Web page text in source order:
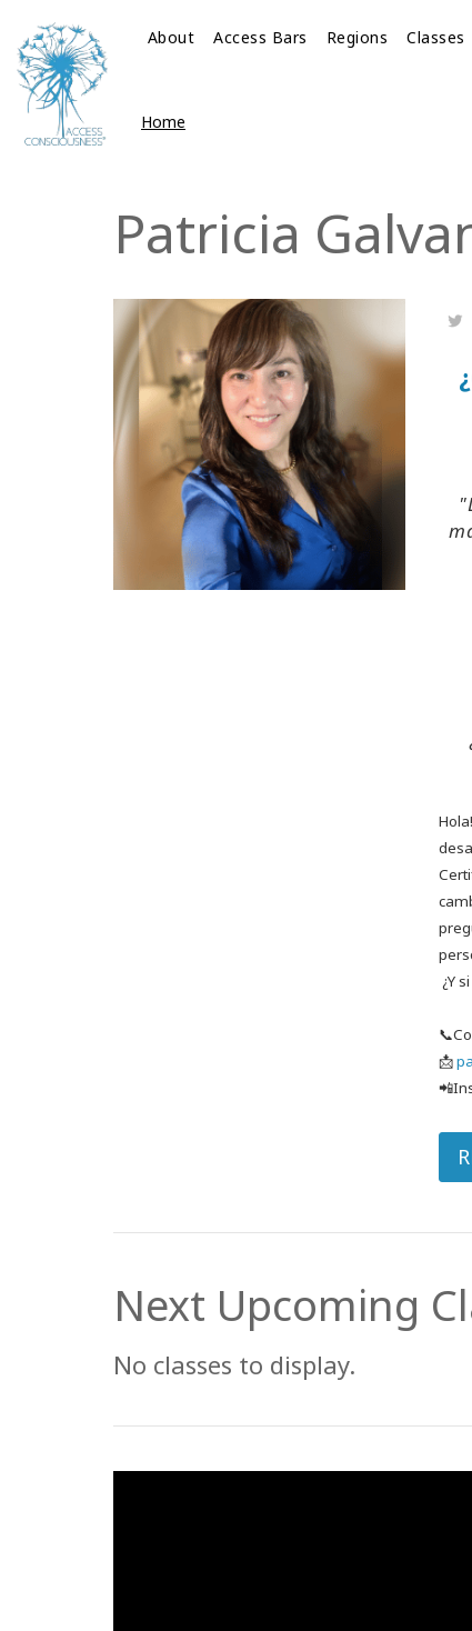
About Access Bars Regions Classes
Home
Patricia
¿Y
📩
Next Upcoming
No classes to display.